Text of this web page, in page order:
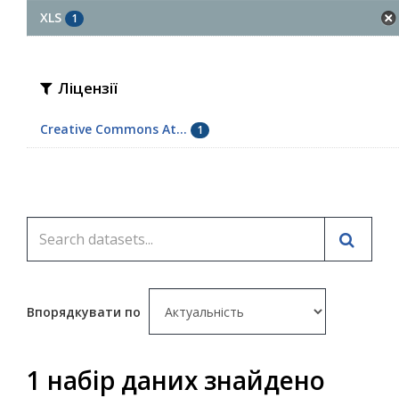
XLS 1
Ліцензії
Creative Commons At... 1
Впорядкувати по
1 набір даних знайдено